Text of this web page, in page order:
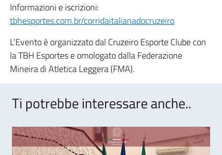
Informazioni e iscrizioni:
tbhesportes.com.br/corridaitalianadocruzeiro
L’Evento è organizzato dal Cruzeiro Esporte Clube con
la TBH Esportes e omologato dalla Federazione
Mineira di Atletica Leggera (FMA).
Ti potrebbe interessare anche..